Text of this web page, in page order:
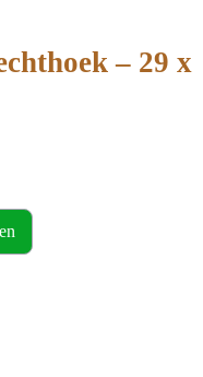
– 29 x